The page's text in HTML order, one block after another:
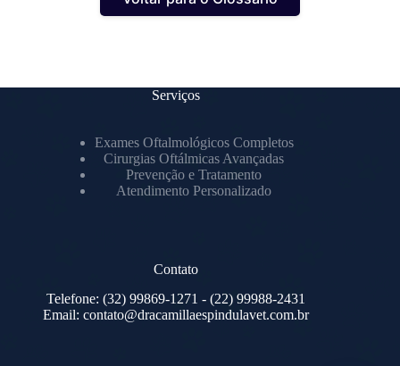
Serviços
Exames Oftalmológicos Completos
Cirurgias Oftálmicas Avançadas
Prevenção e Tratamento
Atendimento Personalizado
Contato
Telefone: (32) 99869-1271 - (22) 99988-2431
Email:contato@dracamillaespindulavet.com.br